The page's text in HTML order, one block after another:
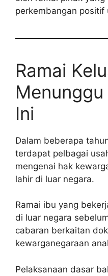
perkembangan positif
Ramai
Ini
Dalam beberapa
terdapat pelbagai
mengenai hak
lahir di luar negara.
Ramai ibu yang
di luar negara
cabaran berkaitan
kewarganegaraan
Pelaksanaan dasar